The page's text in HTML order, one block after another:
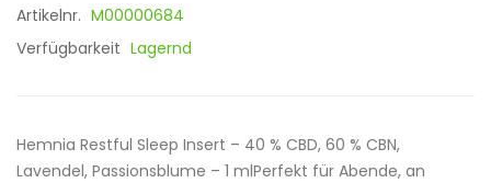
Artikelnr. M00000684
Verfügbarkeit Lagernd
Hemnia Restful Sleep Insert – 40 % CBD, 60 % CBN,
Lavendel, Passionsblume – 1 mlPerfekt für Abende, an